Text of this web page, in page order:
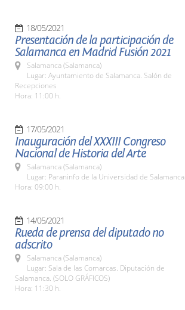
18/05/2021
Presentación de la participación de
Salamanca en Madrid Fusión 2021
Salamanca (Salamanca)
Lugar: Ayuntamiento de Salamanca. Salón de
Recepciones
Hora: 11:00 h.
17/05/2021
Inauguración del XXXIII Congreso
Nacional de Historia del Arte
Salamanca (Salamanca)
Lugar: Paraninfo de la Universidad de Salamanca
Hora: 09:00 h.
14/05/2021
Rueda de prensa del diputado no
adscrito
Salamanca (Salamanca)
Lugar: Sala de las Comarcas. Diputación de
Salamanca. (SOLO GRÁFICOS)
Hora: 11:30 h.